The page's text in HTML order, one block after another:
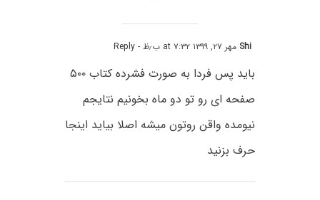
Shi مهر ۲۷, ۱۳۹۹ at ۷:۳۲ ب٫ظ - Reply
باید پس فردا به صورت فشرده کتاب ۵۰۰
صفحه ای رو تو دو ماه بخونیم نتایجم
نیومده واقن روتون میشه اصلا بیاید اینجا
حرف بزنید